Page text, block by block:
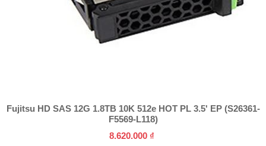
Fujitsu HD SAS 12G 1.8TB 10K 512e HOT PL 3.5' EP (S26361-
F5569-L118)
8.620.000 ₫